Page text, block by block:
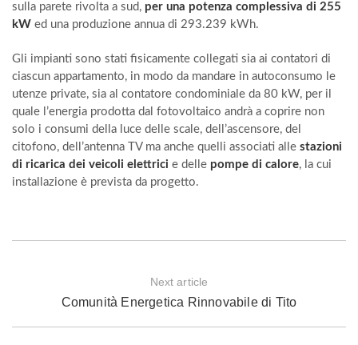
sulla parete rivolta a sud, per una potenza complessiva di 255
kW ed una produzione annua di 293.239 kWh.
Gli impianti sono stati fisicamente collegati sia ai contatori di
ciascun appartamento, in modo da mandare in autoconsumo le
utenze private, sia al contatore condominiale da 80 kW, per il
quale l’energia prodotta dal fotovoltaico andrà a coprire non
solo i consumi della luce delle scale, dell’ascensore, del
citofono, dell’antenna TV ma anche quelli associati alle stazioni
di ricarica dei veicoli elettrici e delle pompe di calore, la cui
installazione è prevista da progetto.
Next article
Comunità Energetica Rinnovabile di Tito